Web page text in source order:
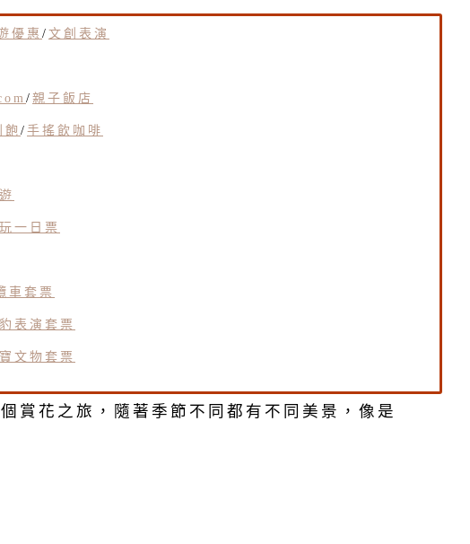
優惠 / 文創表演
/ 親子飯店
飽 / 手搖飲咖啡
一日票
車套票
表演套票
文物套票
賞花之旅，隨著季節不同都有不同美景，像是